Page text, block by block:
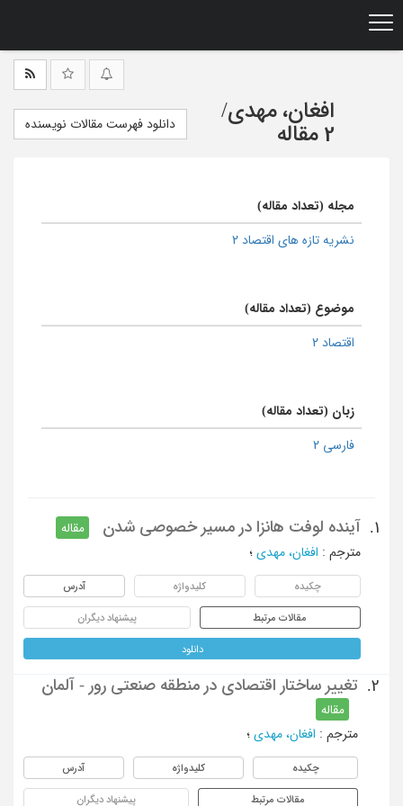
افغان، مهدی/
2 مقاله
دانلود فهرست مقالات نویسنده
مجله (تعداد مقاله)
نشریه تازه‌ های اقتصاد 2
موضوع (تعداد مقاله)
اقتصاد 2
زبان (تعداد مقاله)
فارسی 2
1. آینده لوفت هانزا در مسیر خصوصی شدن
مقاله
مترجم : افغان، مهدی ؛
چکیده کلیدواژه آدرس
مقالات مرتبط پیشنهاد دیگران
دانلود
2. تغییر ساختار اقتصادی در منطقه صنعتی رور - آلمان
مقاله
مترجم : افغان، مهدی ؛
چکیده کلیدواژه آدرس
مقالات مرتبط پیشنهاد دیگران